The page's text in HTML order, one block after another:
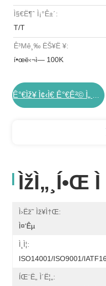
Ì§€ë¶ˆ Ì¡°ê±´:
T/T
Ê³µê¸‰ ËŠ¥ë ¥:
í•œë‹¬ì— 100K
Ìžì„¸í•œ Ì
Ì›ëž˜ Ìž¥ì†Œ:
Ì¤‘êµ­
Ì¸ì¦:
ISO14001/ISO9001/
ÍŒ¨ë„ Ì´ë¦„: